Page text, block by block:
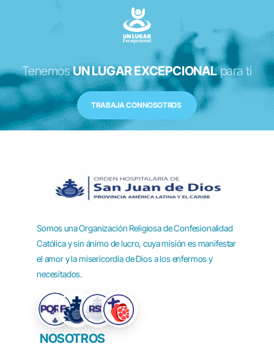
TenemosUN LUGAR EXCEPCIONALpara ti
TRABAJA CON NOSOTROS
Somos una Organización Religiosa de Confesionalidad
Católica y sin ánimo de lucro, cuya misión es manifestar
el amor y la misericordia de Dios a los enfermos y
necesitados.
NOSOTROS